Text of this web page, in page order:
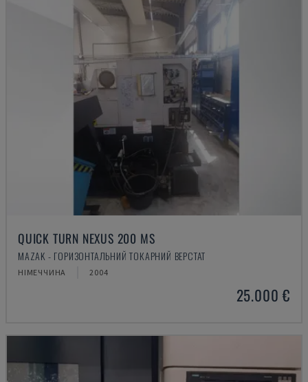
QUICK TURN NEXUS 200 MS
MAZAK - ГОРИЗОНТАЛЬНИЙ ТОКАРНИЙ ВЕРСТАТ
НІМЕЧЧИНА 2004
25.000 €